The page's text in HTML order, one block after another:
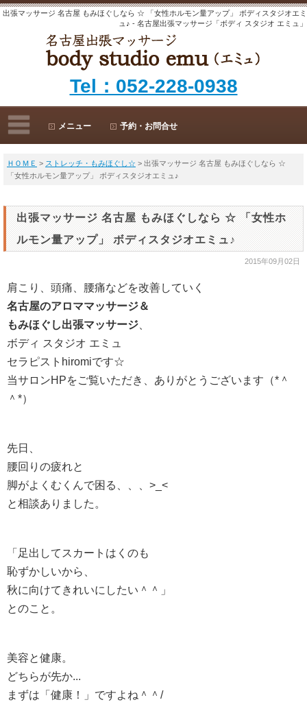
出張マッサージ 名古屋 もみほぐしなら ☆ 「女性ホルモン量アップ」 ボディスタジオエミ
ュ♪ - 名古屋出張マッサージ「ボディ スタジオ エミュ」
Tel：052-228-0938
メニュー 予約・お問合せ
ＨＯＭＥ > ストレッチ・もみほぐし☆ > 出張マッサージ 名古屋 もみほぐしなら ☆
「女性ホルモン量アップ」 ボディスタジオエミュ♪
出張マッサージ 名古屋 もみほぐしなら ☆ 「女性ホ
ルモン量アップ」 ボディスタジオエミュ♪
2015年09月02日
肩こり、頭痛、腰痛などを改善していく
名古屋のアロママッサージ＆
もみほぐし出張マッサージ
ボディ スタジオ エミュ
セラピストhiromiです☆
当サロンHPをご覧いただき、ありがとうございます（*＾
＾*）
先日、
腰回りの疲れと
脚がよくむくんで困る、、、>_<
と相談ありました。
「足出してスカートはくのも
恥ずかしいから、
秋に向けてきれいにしたい＾＾」
とのこと。
美容と健康。
どちらが先か...
まずは「健康！」ですよね＾＾/